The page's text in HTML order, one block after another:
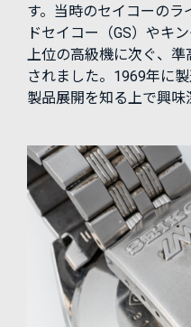
す。当時のセイコーのラ
ドセイコー（GS）やキ
上位の高級機に次ぐ、
されました。1969年に
製品展開を知る上で興味